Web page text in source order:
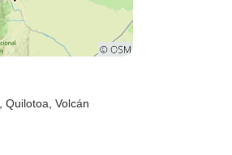
, Quilotoa , Volcán